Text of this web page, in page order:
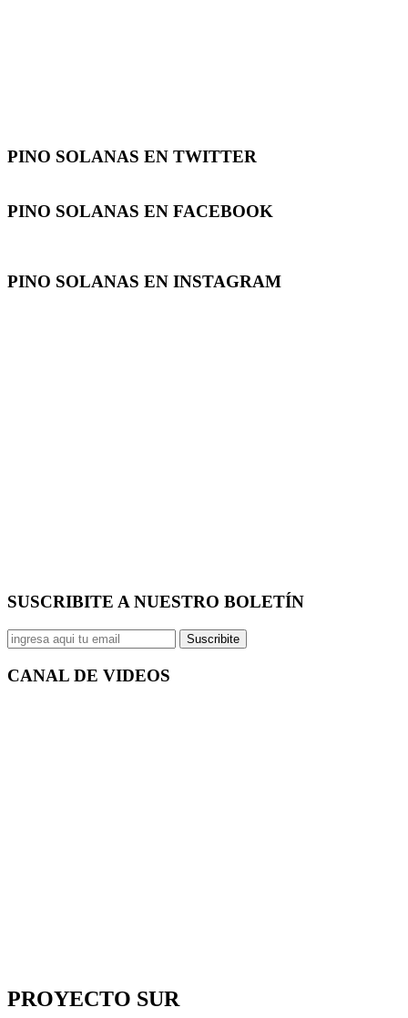
PINO SOLANAS EN TWITTER
PINO SOLANAS EN FACEBOOK
PINO SOLANAS EN INSTAGRAM
SUSCRIBITE A NUESTRO BOLETÍN
Suscribite
CANAL DE VIDEOS
PROYECTO SUR